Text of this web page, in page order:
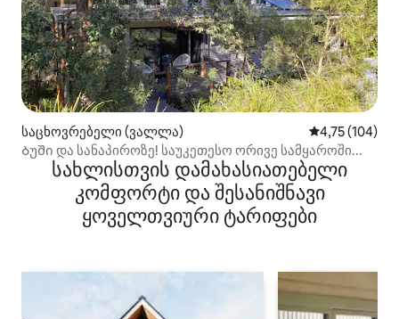
საცხოვრებელი (ვალლა) საშუალო
4,75 (104)
Ბუში და სანაპიროზე! საუკეთესო ორივე სამყაროში...
სახლისთვის დამახასიათებელი
კომფორტი და შესანიშნავი
ყოველთვიური ტარიფები